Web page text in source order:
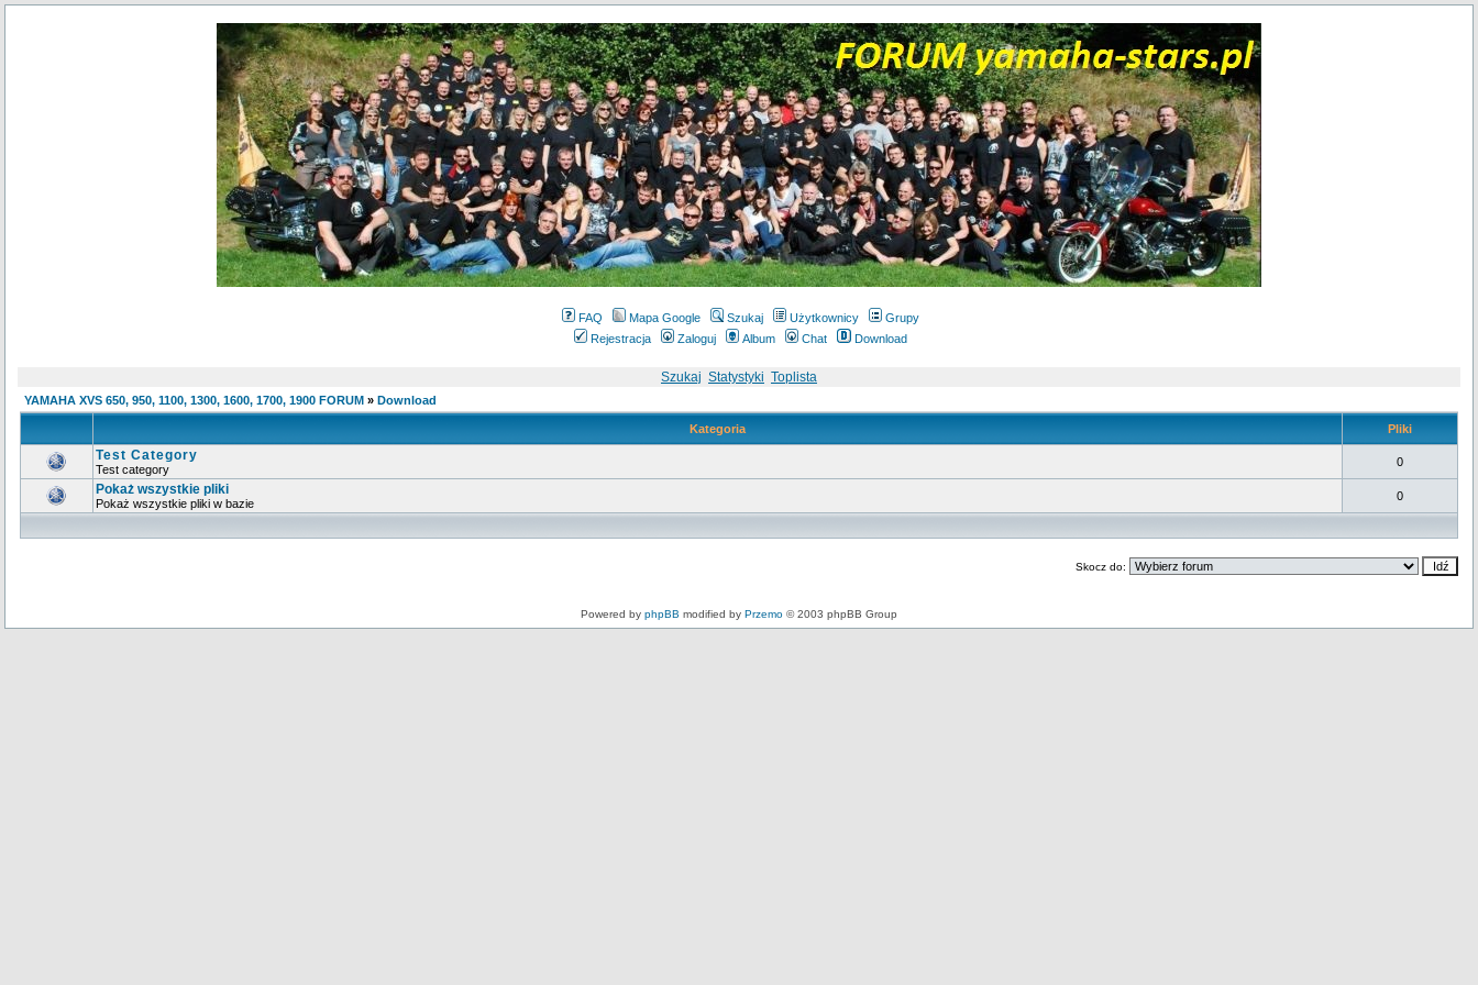
FAQ Mapa Google Szukaj Użytkownicy
Grupy
Rejestracja
Zaloguj Album Chat Download
Szukaj Statystyki Toplista
YAMAHA XVS 650, 950, 1100, 1300, 1600, 1700, 1900 FORUM » Download
Kategoria Pliki
Test Category
Test category
0
Pokaż wszystkie pliki
Pokaż wszystkie pliki w bazie
0
Skocz do:
Powered by phpBB modified by Przemo © 2003 phpBB Group